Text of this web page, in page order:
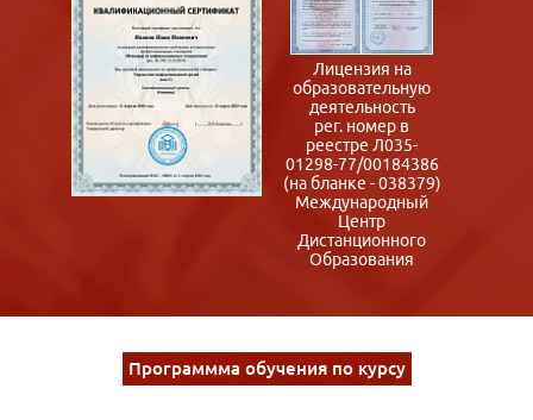
Лицензия на
образовательную
деятельность
рег. номер в
реестре Л035-
01298-77/00184386
(на бланке - 038379)
Международный
Центр
Дистанционного
Образования
Программма обучения по курсу